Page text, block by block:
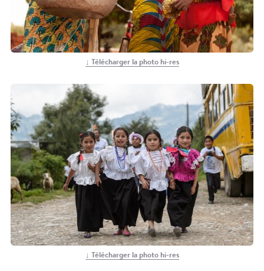
↓ Télécharger la photo hi-res
↓ Télécharger la photo hi-res
Transformer l'eau en action avec ONE DROP